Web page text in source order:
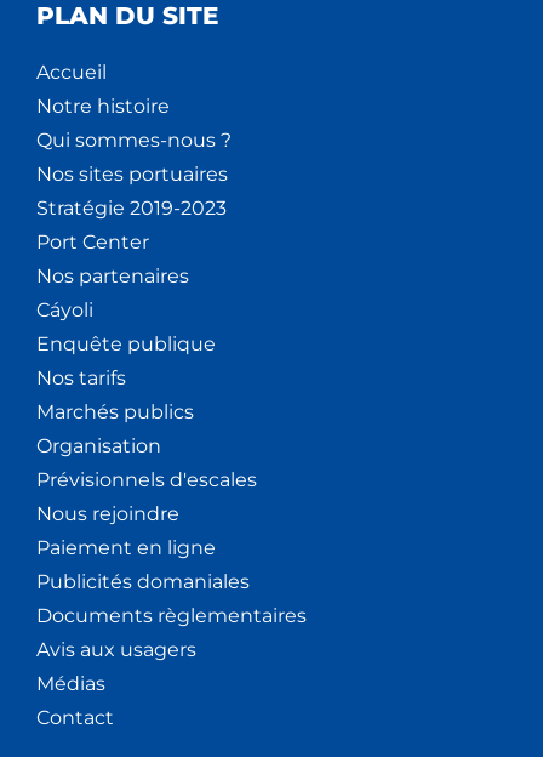
PLAN DU SITE
Accueil
Notre histoire
Qui sommes-nous ?
Nos sites portuaires
Stratégie 2019-2023
Port Center
Nos partenaires
Cáyoli
Enquête publique
Nos tarifs
Marchés publics
Organisation
Prévisionnels d'escales
Nous rejoindre
Paiement en ligne
Publicités domaniales
Documents règlementaires
Avis aux usagers
Médias
Contact